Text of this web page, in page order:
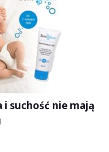
suchość nie mają